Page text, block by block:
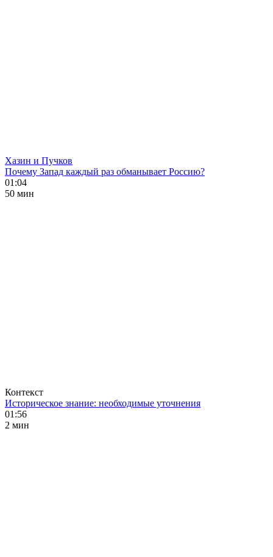
Хазин и Пучков
Почему Запад каждый раз обманывает Россию?
01:04
50 мин
Контекст
Историческое знание: необходимые уточнения
01:56
2 мин